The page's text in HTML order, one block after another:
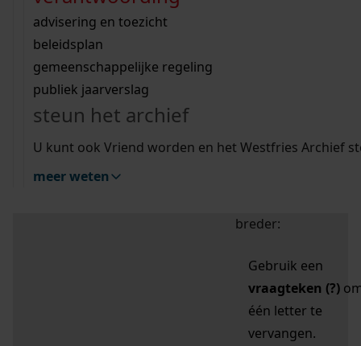
bouwvergunningen
omgevingsvergunningen
vergunningen
beeld en geluid
uitleg nodig?
Wij helpen u op weg met een aantal zoektips.
bekijk alle zoektips
Wij helpen u op weg met een aantal zoektips.
bekijk alle zoektips
bekijk ons geschiedenislokaal
advisering en toezicht
beleidsplan
gemeenschappelijke regeling
publiek jaarverslag
steun het archief
U kunt ook Vriend worden en het Westfries Archief
meer weten
zoektips
Mijn Studiezaal (inloggen)
uw zoekopdracht te
breder:
Gebruik een
vraagteken (?)
één letter te
vervangen.